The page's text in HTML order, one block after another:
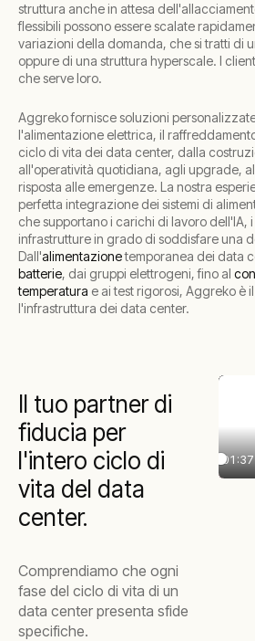
struttura anche in attesa
flessibili possono essere scalate
variazioni della domanda, che si tratti di
oppure di una struttura hyperscale. I
che serve loro.
Aggreko fornisce soluzioni
l'alimentazione elettrica, il
ciclo di vita dei data center, dalla
all'operatività quotidiana, agli upgrade,
risposta alle emergenze. La nostra
perfetta integrazione dei sistemi di
che supportano i carichi di lavoro dell'IA,
infrastrutture in grado di soddisfare una
Dall'alimentazionetemporanea dei data
batterie, dai gruppi elettrogeni, fino al
temperatura e ai test rigorosi, Aggreko è
l'infrastruttura dei data center.
Il tuo partner di
fiducia per
l'intero ciclo di
vita del data
center.
Comprendiamo che ogni
fase del ciclo di vita di un
data center presenta sfide
specifiche.
Play
01:37